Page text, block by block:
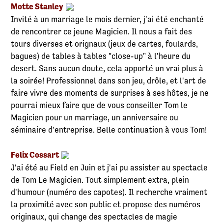
Motte Stanley
Invité à un marriage le mois dernier, j'ai été enchanté
de rencontrer ce jeune Magicien. Il nous a fait des
tours diverses et orignaux (jeux de cartes, foulards,
bagues) de tables à tables "close-up" à l'heure du
desert. Sans aucun doute, cela apporté un vrai plus à
la soirée! Professionnel dans son jeu, drôle, et l'art de
faire vivre des moments de surprises à ses hôtes, je ne
pourrai mieux faire que de vous conseiller Tom le
Magicien pour un marriage, un anniversaire ou
séminaire d'entreprise. Belle continuation à vous Tom!
Felix Cossart
J'ai été au Field en Juin et j'ai pu assister au spectacle
de Tom Le Magicien. Tout simplement extra, plein
d'humour (numéro des capotes). Il recherche vraiment
la proximité avec son public et propose des numéros
originaux, qui change des spectacles de magie